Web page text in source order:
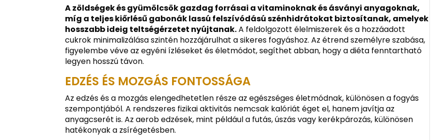
A zöldségek és gyümölcsök gazdag forrásai a vitaminoknak és ásványi anyagoknak,
míg a teljes kiőrlésű gabonák lassú felszívódású szénhidrátokat biztosítanak, amelyek
hosszabb ideig teltségérzetet nyújtanak.A feldolgozott élelmiszerek és a hozzáadott
cukrok minimalizálása szintén hozzájárulhat a sikeres fogyáshoz. Az étrend személyre szabása,
figyelembe véve az egyéni ízléseket és életmódot, segíthet abban, hogy a diéta fenntartható
legyen hosszú távon.
EDZÉS ÉS MOZGÁS FONTOSSÁGA
Az edzés és a mozgás elengedhetetlen része az egészséges életmódnak, különösen a fogyás
szempontjából. A rendszeres fizikai aktivitás nemcsak kalóriát éget el, hanem javítja az
anyagcserét is. Az aerob edzések, mint például a futás, úszás vagy kerékpározás, különösen
hatékonyak a zsírégetésben.